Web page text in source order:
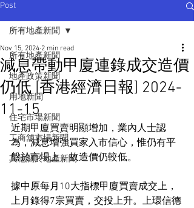
Post
所有地產新聞
地產政策新聞
用地新聞
住宅市場新聞
工商舖市場新聞
其他關於地產新聞
所有地產新聞
減息帶動甲廈連錄成交造價
仍低 [香港經濟日報] 2024-
11-15
Nov 15, 2024 2 min read
近期甲廈買賣明顯增加，業內人士認
為，減息增強買家入市信心，惟仍有平
盤於市場上，故造價仍較低。
據中原每月10大指標甲廈買賣成交上，
上月錄得7宗買賣，交投上升。上環信德